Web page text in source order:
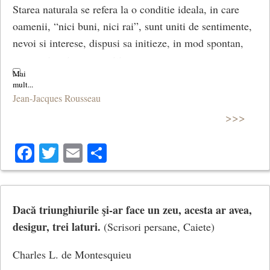
Starea naturala se refera la o conditie ideala, in care
oamenii, “nici buni, nici rai”, sunt uniti de sentimente,
nevoi si interese, dispusi sa initieze, in mod spontan,
In “Discurs asupra originii inegalitatii dintre oameni”
(1755), “Contractul social” (1762) s.a., Rousseau
dezvolta conceptiile sale privind influenta nociva a
inegalitatea dintre oameni.
Rousseau a dezvoltat o conceptie dinamica despre om
omului, asa cum a fost creat de Dumnezeu, pentru a
explica geneza coruptiei actuale si inegalitatea dintre
oameni.
Jean-Jacques Rousseau
>>>
Facebook
Twitter
Email
Dacă triunghiurile şi-ar face un zeu, acesta ar avea,
desigur, trei laturi. (Scrisori persane, Caiete)
Charles L. de Montesquieu